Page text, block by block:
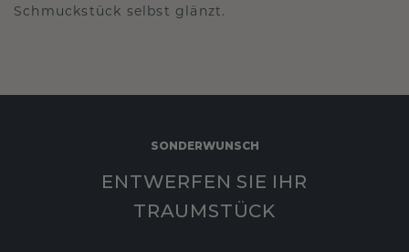
Schmuckstück selbst glänzt.
SONDERWUNSCH
ENTWERFEN SIE IHR
TRAUMSTÜCK